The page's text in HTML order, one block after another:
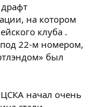
на котором
клуба .
22-м номером,
был
ЦСКА начал очень